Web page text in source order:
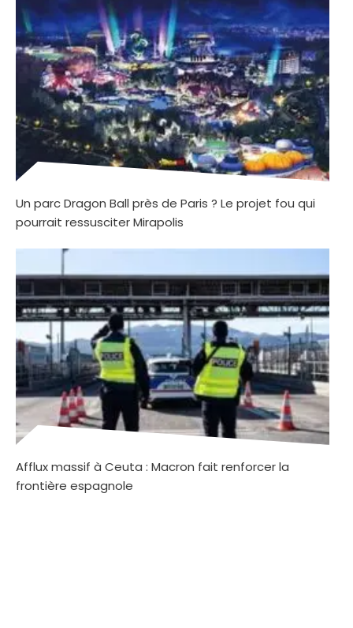
Un parc Dragon Ball près de Paris ? Le projet fou qui
pourrait ressusciter Mirapolis
Afflux massif à Ceuta : Macron fait renforcer la
frontière espagnole